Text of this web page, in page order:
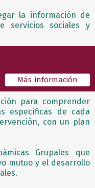
la información de
servicios sociales y
Más información
para comprender
específicas de cada
con un plan
Grupales que
mutuo y el desarrollo